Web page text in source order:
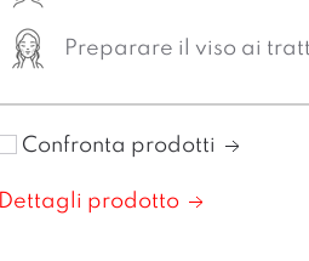
Preparare il viso ai
Confronta prodotti
Dettagli prodotto